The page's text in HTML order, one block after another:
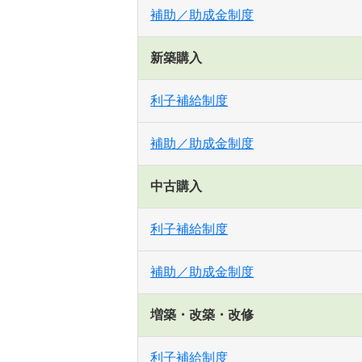
補助／助成金制度
新築購入
利子補給制度
補助／助成金制度
中古購入
利子補給制度
補助／助成金制度
増築・改築・改修
利子補給制度